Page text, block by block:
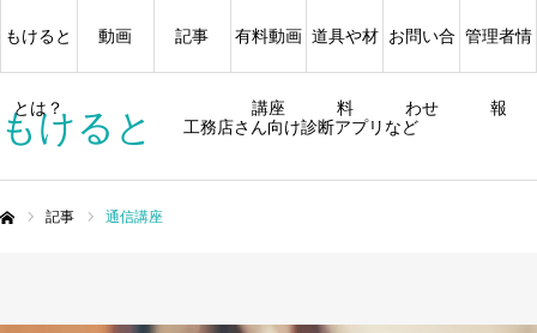
もけると 工務店さん向け診断アプリなど
もけると
とは？
動画 記事 有料動画
講座
道具や材
料
お問い合
わせ
管理者情
報
記事 通信講座